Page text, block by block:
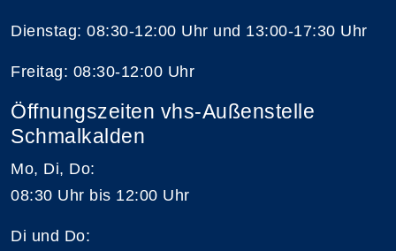
Dienstag: 08:30-12:00 Uhr und 13:00-17:30 Uhr
Freitag: 08:30-12:00 Uhr
Öffnungszeiten vhs-Außenstelle
Schmalkalden
Mo, Di, Do:
08:30 Uhr bis 12:00 Uhr
Di und Do: